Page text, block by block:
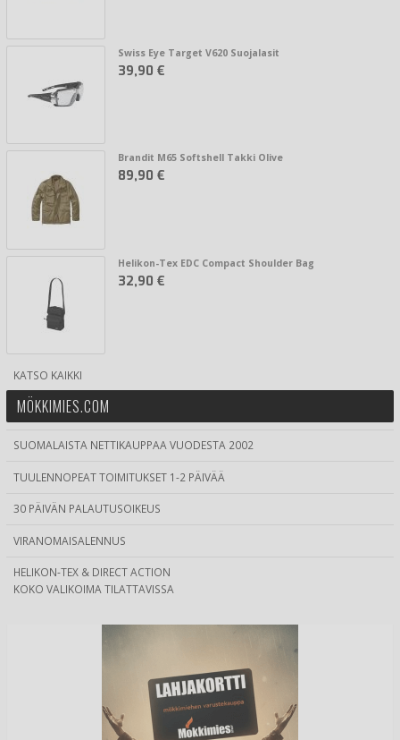
Swiss Eye Target V620 Suojalasit
39,90 €
Brandit M65 Softshell Takki Olive
89,90 €
Helikon-Tex EDC Compact Shoulder Bag
32,90 €
KATSO KAIKKI
MÖKKIMIES.COM
SUOMALAISTA NETTIKAUPPAA VUODESTA 2002
TUULENNOPEAT TOIMITUKSET 1-2 PÄIVÄÄ
30 PÄIVÄN PALAUTUSOIKEUS
VIRANOMAISALENNUS
HELIKON-TEX & DIRECT ACTION
KOKO VALIKOIMA TILATTAVISSA